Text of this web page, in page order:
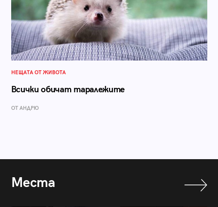
НЕЩАТА ОТ ЖИВОТА
Всички обичат таралежите
ОТ АНДРЮ
Места